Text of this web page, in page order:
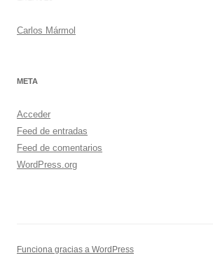
Carlos Mármol
META
Acceder
Feed de entradas
Feed de comentarios
WordPress.org
Funciona gracias a WordPress